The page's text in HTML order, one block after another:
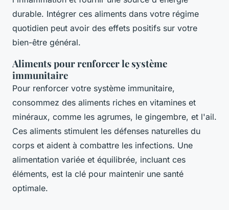
durable. Intégrer ces aliments dans votre régime
quotidien peut avoir des effets positifs sur votre
bien-être général.
Aliments pour renforcer le système
immunitaire
Pour renforcer votre système immunitaire,
consommez des aliments riches en vitamines et
minéraux, comme les agrumes, le gingembre, et l'ail.
Ces aliments stimulent les défenses naturelles du
corps et aident à combattre les infections. Une
alimentation variée et équilibrée, incluant ces
éléments, est la clé pour maintenir une santé
optimale.